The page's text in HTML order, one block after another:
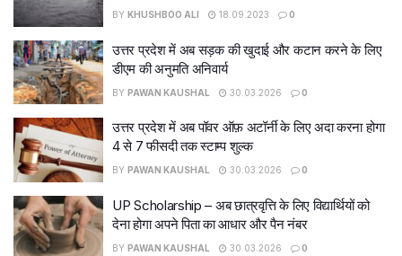
BY KHUSHBOO ALI 18.09.2023 0
उत्तर प्रदेश में अब सड़क की खुदाई और कटान करने के लिए
डीएम की अनुमति अनिवार्य
BY PAWAN KAUSHAL 30.03.2026 0
उत्तर प्रदेश में अब पॉवर ऑफ़ अटॉर्नी के लिए अदा करना होगा
4 से 7 फीसदी तक स्टाम्प शुल्क
BY PAWAN KAUSHAL 30.03.2026 0
UP Scholarship – अब छात्रवृत्ति के लिए विद्यार्थियों को
देना होगा अपने पिता का आधार और पैन नंबर
BY PAWAN KAUSHAL 30.03.2026 0